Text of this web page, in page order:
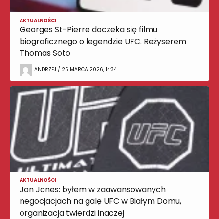
AKTUALNOŚCI
Georges St-Pierre doczeka się filmu
biograficznego o legendzie UFC. Reżyserem
Thomas Soto
ANDRZEJ / 25 MARCA 2026, 14:34
AKTUALNOŚCI
Jon Jones: byłem w zaawansowanych
negocjacjach na galę UFC w Białym Domu,
organizacja twierdzi inaczej